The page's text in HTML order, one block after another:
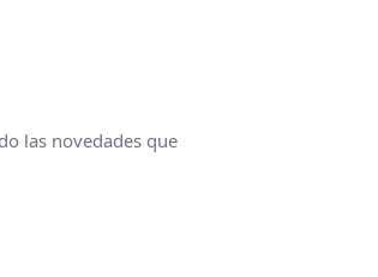
las novedades que